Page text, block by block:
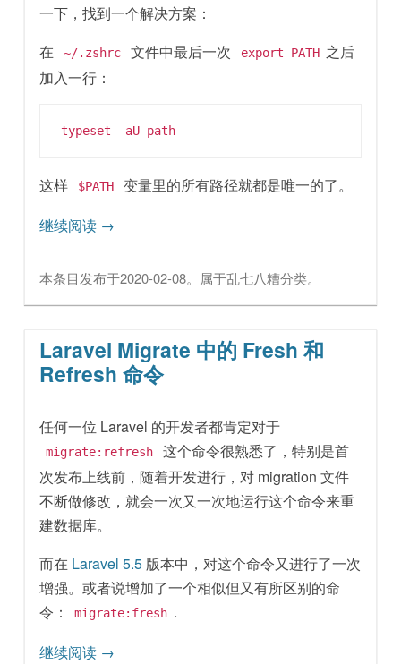
一下，找到一个解决方案：
在
~/.zshrc 文件中最后一次 export PATH 之后
加入一行：
typeset -aU path
这样 $PATH
变量里的所有路径就都是唯一的了。
继续阅读 →
本条目发布于2020-02-08。属于乱七八糟分类。
Laravel Migrate 中的 Fresh 和
Refresh 命令
任何一位 Laravel 的开发者都肯定对于
migrate:refresh
这个命令很熟悉了，特别是首
次发布上线前，随着开发进行，对 migration 文件
不断做修改，就会一次又一次地运行这个命令来重
建数据库。
而在 Laravel 5.5 版本中，对这个命令又进行了一次
增强。或者说增加了一个相似但又有所区别的命
令：
migrate:fresh .
继续阅读 →